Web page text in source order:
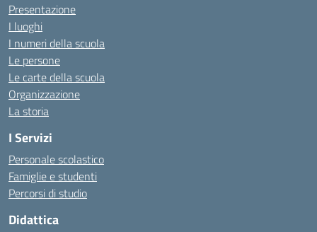
Presentazione
I luoghi
I numeri della scuola
Le persone
Le carte della scuola
Organizzazione
La storia
I Servizi
Personale scolastico
Famiglie e studenti
Percorsi di studio
Didattica